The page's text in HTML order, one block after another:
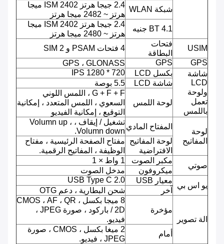
شبكة WLAN
2.4 جيجا هرتز ISM 2402 ميجا
هرتز ~ 2482 ميجا هرتز
BT 4.1 جنيه
2.4 جيجا هرتز ISM 2402 ميجا
هرتز ~ 2480 ميجا هرتز
USIM
فتحات
البطاقة
4 فتحات PSAM و 2 SIM
GPS
GPS
GPS ، GLONASS
شاشة
LCD
ولوحة
تعمل
باللمس
بكسل LCD
720 * 1280 IPS
شاشة LCD
5.5 بوصة
لوحة اللمس
G + F + F ، اللمس اللوني
السعوي ، اللمس المتعدد ، إمكانية
التوقيع ، إمكانية الفيديو
لوحة
المفاتيح
المفتاح المادي
تشغيل / إيقاف ، Volumn up ،
Volumn down.
لوحة المفاتيح
الافتراضية
مفتاح الصفحة الرئيسية ، مفتاح
الوظيفة ، المفاتيح الرقمية.
صوتي
مكبر الصوت
1 واط × 1
ميكروفون
مدخل الصوت
يو اس بي
معيار USB
USB Type C 2.0
آخر
شحن البطارية ، دعم OTG
الة تصوير
مؤخرة
8 ميجا بكسل ، CMOS ، AF ، QR
/ 2D باركود ، صورة JPEG ،
فيديو.
أمام
2 ميغا بكسل ، CMOS ، صورة
JPEG ، فيديو.